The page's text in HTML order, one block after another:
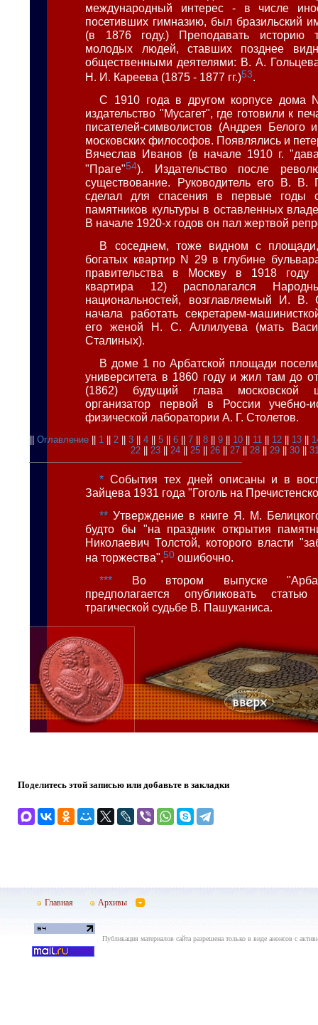
международный интерес - в числе
посетивших гимназию, был бразильский
(в 1876 году.) Преподавать историю
молодых людей, ставших позднее
общественными деятелями: В. А.
Н. И. Кареева (1875 - 1877 гг.)53.
С 1910 года в другом корпусе дома
издательство "Мусагет", где готовили к
писателей-символистов (Андрея Белого
московских философов. Появлялись и
Вячеслав Иванов (в начале 1910 г.
"Праге"54). Издательство после
существование. Руководитель его В. В.
сделал для спасения в первые годы
памятников культуры в оставленных
В начале 1920-х годов он пал жертвой
В соседнем, тоже видном с
богатых квартир N 29 в глубине
правительства в Москву в 1918 году
квартира 12) располагался
национальностей, возглавляемый И. В.
начала работать секретарем-
его женой Н. С. Аллилуева (мать
Сталиных).
В доме 1 по Арбатской площади
университета в 1860 году и жил там до
(1862) будущий глава московской
организатор первой в России учебно-
физической лаборатории А. Г. Столетов.
Оглавление 1 2 3 4 5 6 7 8 9 10 11 12 13
22
23 24 25 26 27 28 29 ||30 ||
* События тех дней описаны и в
Зайцева 1931 года "Гоголь на
** Утверждение в книге Я. М.
будто бы "на праздник открытия
Николаевич Толстой, которого власти
на торжества",50 ошибочно.
*** Во втором выпуске
предполагается опубликовать
трагической судьбе В. Пашуканиса.
Поделитесь этой записью или добавьте в закладки
Главная Архивы
Публикация материалов сайта разрешена только в виде анонсов с